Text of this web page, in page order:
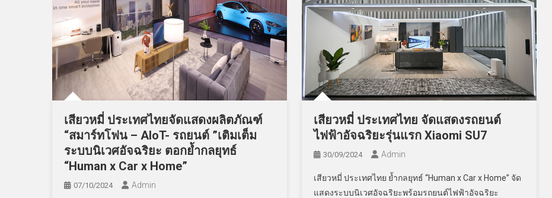
เสียวหมี่ ประเทศไทยจัดแสดงผลิตภัณฑ์
“สมาร์ทโฟน – AIoT- รถยนต์ ”เติมเต็ม
ระบบนิเวศอัจฉริยะ ตอกย้ำกลยุทธ์
“Human x Car x Home”
07/10/2024 Admin
เสียวหมี่ ประเทศไทย จัดแสดงรถยนต์
ไฟฟ้าอัจฉริยะรุ่นแรก Xiaomi SU7
30/09/2024 Admin
เสียวหมี่ ประเทศไทย ย้ำกลยุทธ์ “Human x Car x Home” จัด
แสดงระบบนิเวศอัจฉริยะพร้อมรถยนต์ไฟฟ้าอัจฉริยะ